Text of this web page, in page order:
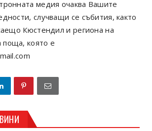
медия очаква Вашите
случващи се събития, както
Кюстендил и региона на
поща, която е